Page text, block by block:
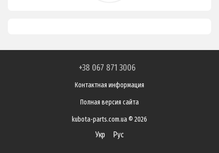
+38 067 871 3006
Контактная информация
Полная версия сайта
kubota-parts.com.ua © 2026
Укр Рус